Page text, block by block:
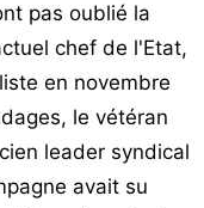
pas oublié la
chef de l'Etat,
en novembre
le vétéran
leader syndical
avait su